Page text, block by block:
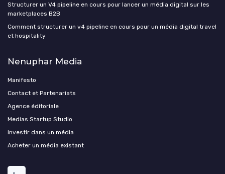
Structurer un V4 pipeline en cours pour lancer un média digital sur les
marketplaces B2B
Comment structurer un v4 pipeline en cours pour un média digital travel
et hospitality
Nenuphar Media
Manifesto
Contact et Partenariats
Agence éditoriale
Medias Startup Studio
Investir dans un média
Acheter un média existant